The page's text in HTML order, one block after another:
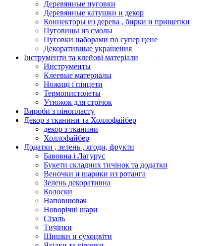
Деревянные пуговки
Деревянные катушки и декор
Коннекторы из дерева , бирки и прищепки
Пуговицы из смолы
Пуговки наборами по супер цене
Декоративные украшения
Інструменти та клейові матеріали
Инструменты
Клеевые материалы
Ножиці і пінцети
Термопистолеты
Утюжок для стрічок
Вироби з пінопласту
Декор з тканини та Холлофайбер
декор з тканини
Холлофайбер
Додатки , зелень , ягоди, фрукти
Бавовна і Лагурус
Букети складних тичінок та додатки
Веночки и шарики из ротанга
Зелень декоративна
Колоски
Наповнювач
Новорічні шари
Сізаль
Тичінки
Шишки и сухоцвіти